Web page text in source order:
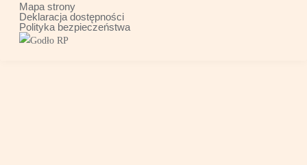
Mapa strony
Deklaracja dostępności
Polityka bezpieczeństwa